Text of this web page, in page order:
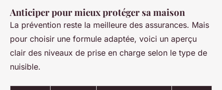
Anticiper pour mieux protéger sa maison
La prévention reste la meilleure des assurances. Mais
pour choisir une formule adaptée, voici un aperçu
clair des niveaux de prise en charge selon le type de
nuisible.